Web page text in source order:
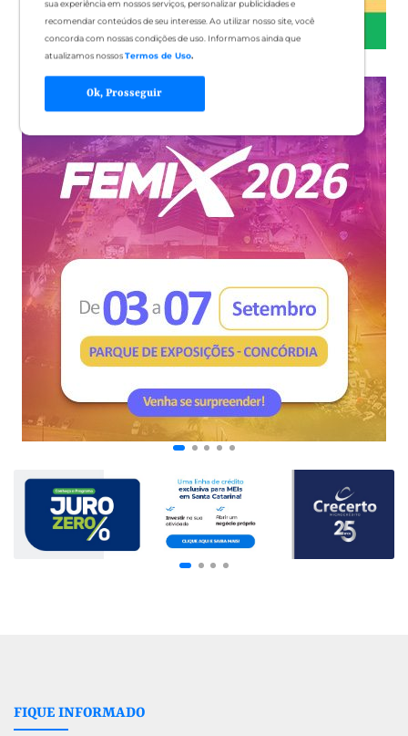
sua experiência em nossos serviços, personalizar publicidades e
recomendar conteúdos de seu interesse. Ao utilizar nosso site, você
concorda com nossas condições de uso. Informamos ainda que
atualizamos nossosTermos de Uso.
Ok, Prosseguir
FIQUE INFORMADO